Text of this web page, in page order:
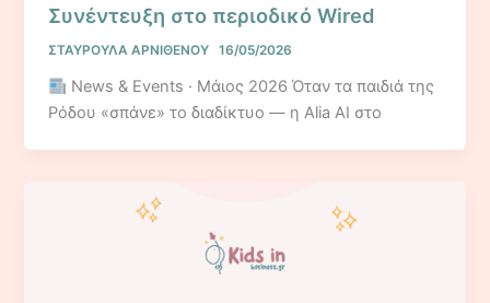
Συνέντευξη στο περιοδικό Wired
ΣΤΑΥΡΟΥΛΑ ΑΡΝΙΘΕΝΟΥ 16/05/2026
News & Events · Μάιος 2026 Όταν τα παιδιά της
Ρόδου «σπάνε» το διαδίκτυο — η Alia AI στο